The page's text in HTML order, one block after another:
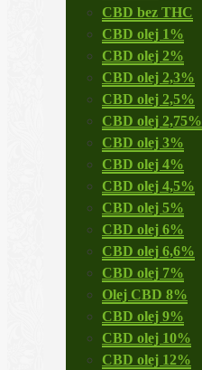
CBD bez THC
CBD olej 1%
CBD olej 2%
CBD olej 2,3%
CBD olej 2,5%
CBD olej 2,75%
CBD olej 3%
CBD olej 4%
CBD olej 4,5%
CBD olej 5%
CBD olej 6%
CBD olej 6,6%
CBD olej 7%
Olej CBD 8%
CBD olej 9%
CBD olej 10%
CBD olej 12%